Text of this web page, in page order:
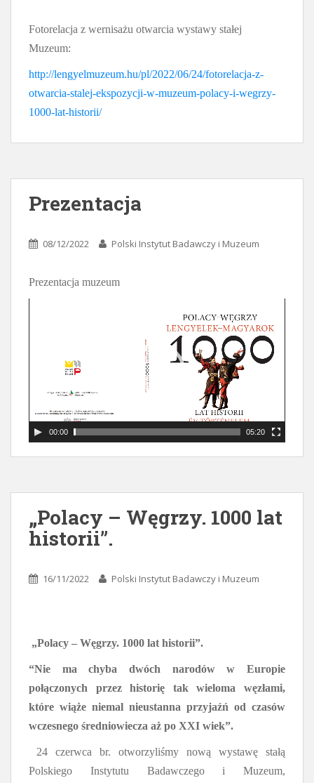
Fotorelacja z wernisażu otwarcia wystawy stałej
Muzeum:
http://lengyelmuzeum.hu/pl/2022/06/24/fotorelacja-z-
otwarcia-stalej-ekspozycji-w-muzeum-polacy-i-wegrzy-
1000-lat-historii/
Prezentacja
08/12/2022 Polski Instytut Badawczy i Muzeum
Prezentacja muzeum
00:00 05:20
„Polacy – Węgrzy. 1000 lat
historii”.
16/11/2022 Polski Instytut Badawczy i Muzeum
„Polacy – Węgrzy. 1000 lat historii”.
“Nie ma chyba dwóch narodów w Europie
połączonych przez historię tak wieloma węzłami,
które wiąże niemal nieustanna przyjaźń od czasów
wczesnego średniowiecza aż po XXI wiek”.
24 czerwca br. otworzyliśmy nową wystawę stałą
Polskiego Instytutu Badawczego i Muzeum,